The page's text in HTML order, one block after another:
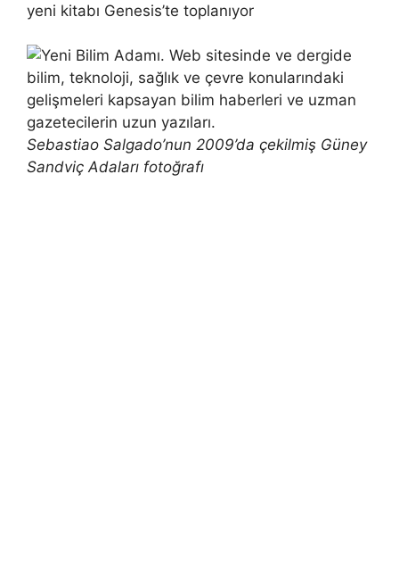
yeni kitabı Genesis’te toplanıyor
Sebastiao Salgado’nun 2009’da çekilmiş Güney
Sandviç Adaları fotoğrafı